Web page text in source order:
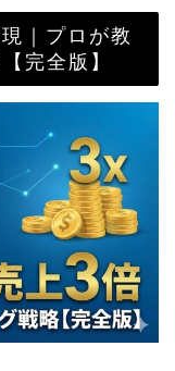
｜プロが教
完全版】